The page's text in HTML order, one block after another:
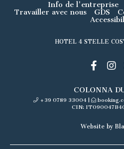
Info de l'entreprise
Travailler avec nous
GDS
HOTEL 4 STELLE
COLONNA
+39 0789 33004|
CIN:
Website by